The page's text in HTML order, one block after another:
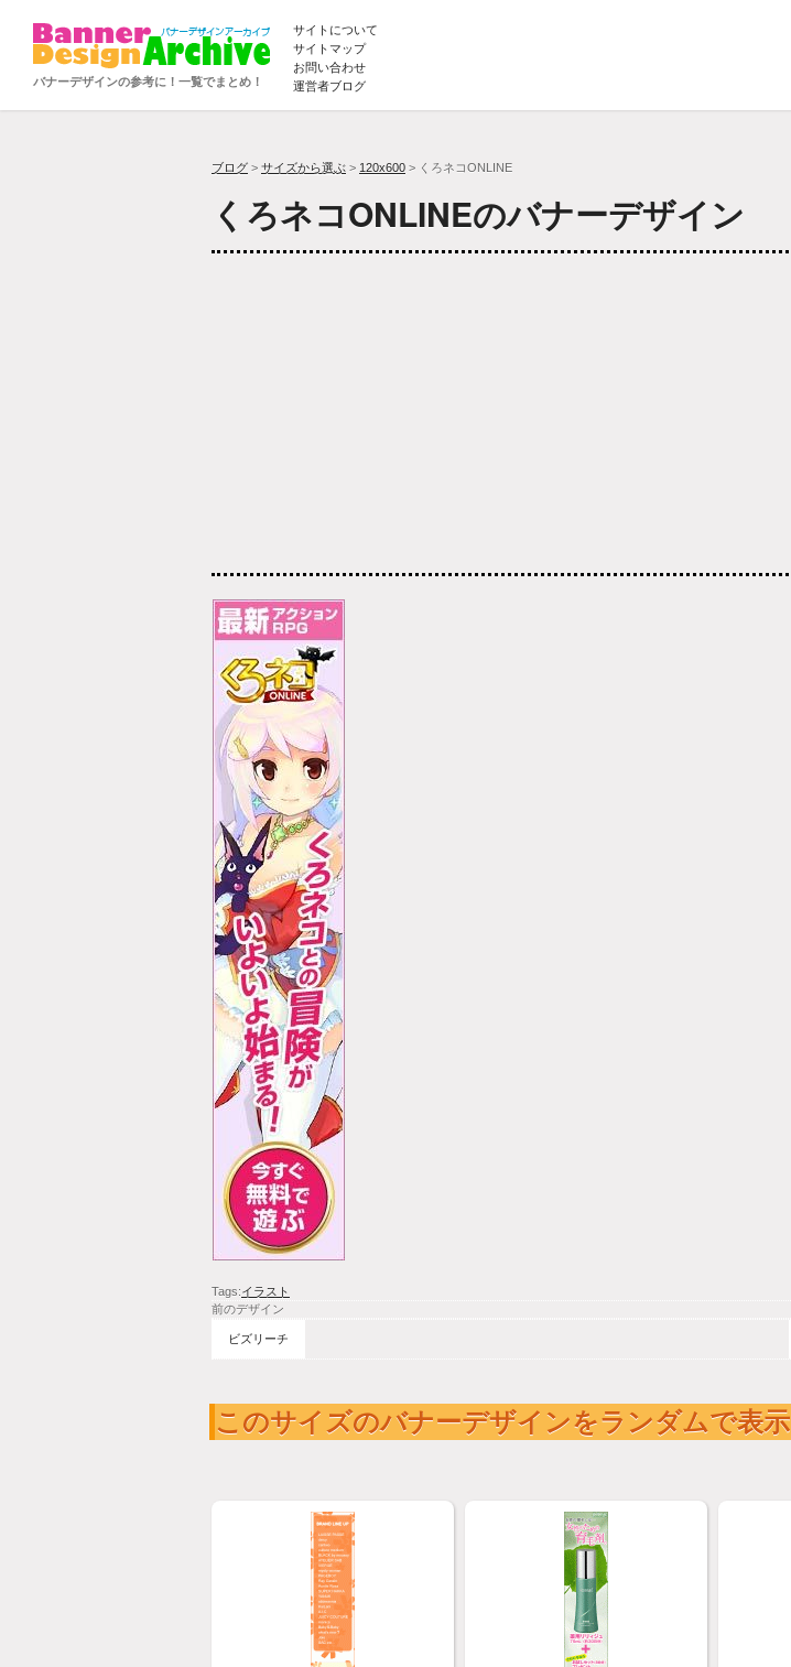
バナーデザインの参考に！一覧でまとめ！
サイトについて
サイトマップ
お問い合わせ
運営者ブログ
ブログ > サイズから選ぶ > 120x600 > くろネコONLINE
くろネコONLINEのバナーデザイン
Tags:イラスト
前のデザイン
ビズリーチ
このサイズのバナーデザインをランダムで表示